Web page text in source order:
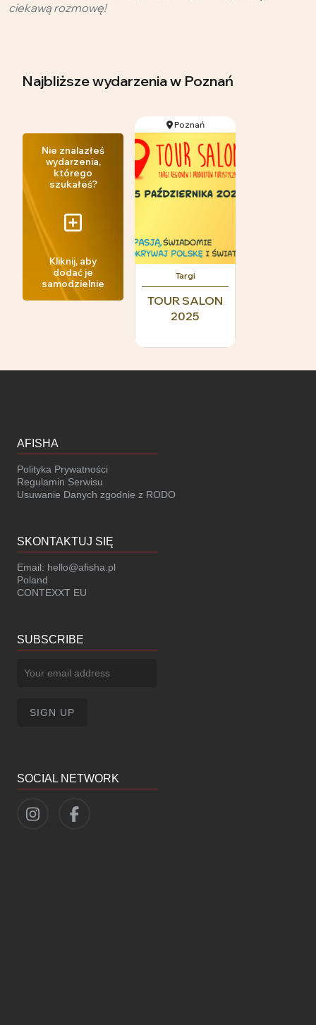
ciekawą rozmowę!
Najbliższe wydarzeniaw Poznań
Nie znalazłeś
wydarzenia,
którego
szukałeś?
Kliknij, aby
dodać je
samodzielnie
Poznań
Targi
TOUR SALON
2025
AFISHA
Polityka Prywatności
Regulamin Serwisu
Usuwanie Danych zgodnie z RODO
SKONTAKTUJ SIĘ
Email: hello@afisha.pl
Poland
CONTEXXT EU
SUBSCRIBE
SOCIAL NETWORK